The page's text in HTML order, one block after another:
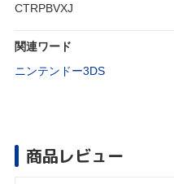
CTRPBVXJ
関連ワード
ニンテンドー3DS
商品レビュー